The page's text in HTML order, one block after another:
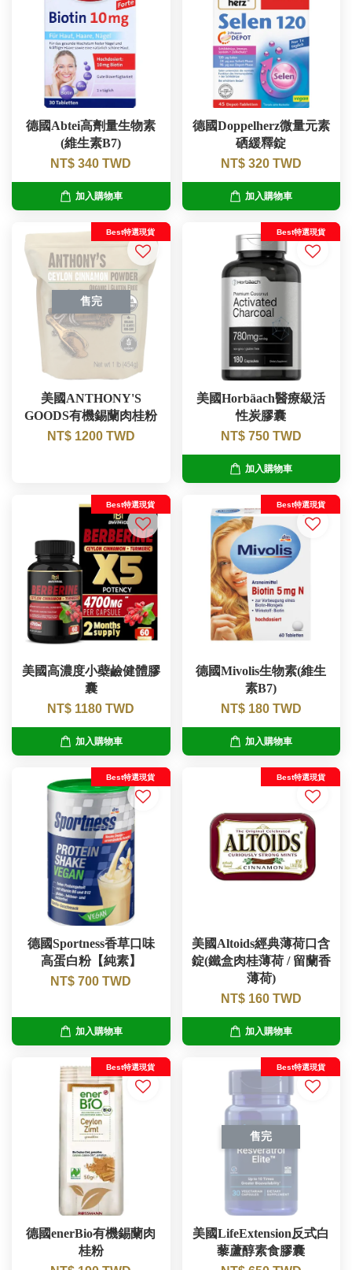
德國Abtei高劑量生物素
(維生素B7)
NT$ 340 TWD
加入購物車
德國Doppelherz微量元素
硒緩釋錠
NT$ 320 TWD
加入購物車
售完
Best特選現貨
美國ANTHONY'S
GOODS有機錫蘭肉桂粉
NT$ 1200 TWD
Best特選現貨
美國Horbäach醫療級活
性炭膠囊
NT$ 750 TWD
加入購物車
Best特選現貨
美國高濃度小蘗鹼健體膠
囊
NT$ 1180 TWD
加入購物車
Best特選現貨
德國Mivolis生物素(維生
素B7)
NT$ 180 TWD
加入購物車
Best特選現貨
德國Sportness香草口味
高蛋白粉【純素】
NT$ 700 TWD
加入購物車
Best特選現貨
美國Altoids經典薄荷口含
錠(鐵盒肉桂薄荷 / 留蘭香
薄荷)
NT$ 160 TWD
加入購物車
Best特選現貨
德國enerBio有機錫蘭肉
桂粉
售完
Best特選現貨
美國LifeExtension反式白
藜蘆醇素食膠囊